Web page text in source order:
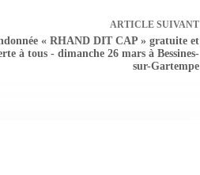
ARTICLESUIVANT
« RHAND DIT CAP » gratuite et
à tous - dimanche 26 mars à Bessines-
sur-Gartempe